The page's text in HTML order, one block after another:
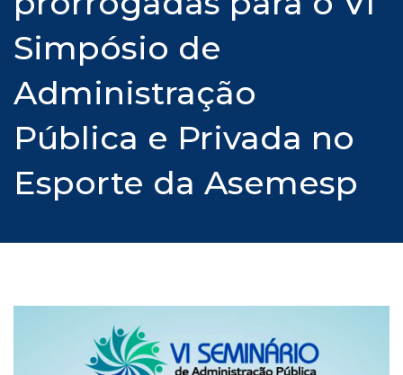
Simpósio de
Administração
Pública e Privada no
Esporte da Asemesp